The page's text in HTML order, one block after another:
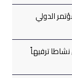
الدولي
ترفيهاً